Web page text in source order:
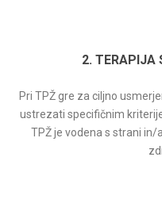
2. TERAPIJA
Pri TPŽ gre za ciljno
ustrezati specifičnim
TPŽ je vodena s strani in/